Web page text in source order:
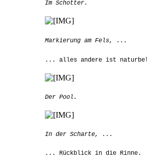
Im Schotter.
Markierung am Fels, ...
... alles andere ist
Der Pool.
In der Scharte, ...
... Rückblick in die Rinne.